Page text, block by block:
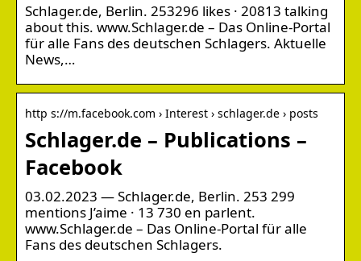
Schlager.de, Berlin. 253296 likes · 20813 talking
about this. www.Schlager.de – Das Online-Portal
für alle Fans des deutschen Schlagers. Aktuelle
News,…
http s://m.facebook.com › Interest › schlager.de › posts
Schlager.de – Publications –
Facebook
03.02.2023 — Schlager.de, Berlin. 253 299
mentions J’aime · 13 730 en parlent.
www.Schlager.de – Das Online-Portal für alle
Fans des deutschen Schlagers.